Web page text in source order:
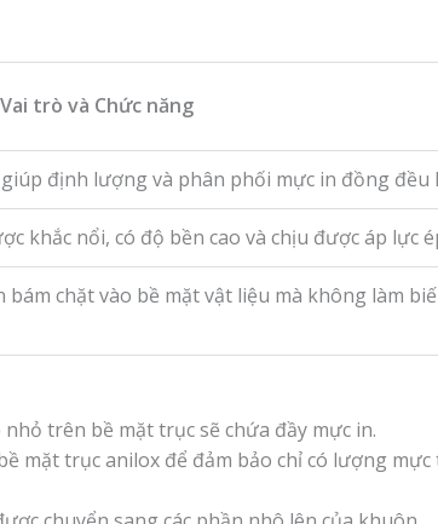
Vai trò và Chức năng
định lượng và phân phối mực in đồng đều
khắc nổi, có độ bền cao và chịu được áp lực
chặt vào bề mặt vật liệu mà không làm
trên bề mặt trục sẽ chứa đầy mực in.
mặt trục anilox để đảm bảo chỉ có lượng mực